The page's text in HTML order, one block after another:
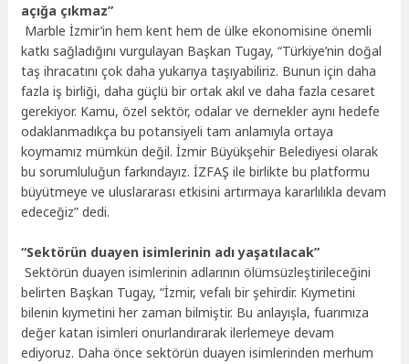
açığa çıkmaz”
Marble İzmir’in hem kent hem de ülke ekonomisine önemli
katkı sağladığını vurgulayan Başkan Tugay, “Türkiye’nin doğal
taş ihracatını çok daha yukarıya taşıyabiliriz. Bunun için daha
fazla iş birliği, daha güçlü bir ortak akıl ve daha fazla cesaret
gerekiyor. Kamu, özel sektör, odalar ve dernekler aynı hedefe
odaklanmadıkça bu potansiyeli tam anlamıyla ortaya
koymamız mümkün değil. İzmir Büyükşehir Belediyesi olarak
bu sorumluluğun farkındayız. İZFAŞ ile birlikte bu platformu
büyütmeye ve uluslararası etkisini artırmaya kararlılıkla devam
edeceğiz” dedi.
“Sektörün duayen isimlerinin adı yaşatılacak”
Sektörün duayen isimlerinin adlarının ölümsüzleştirileceğini
belirten Başkan Tugay, “İzmir, vefalı bir şehirdir. Kıymetini
bilenin kıymetini her zaman bilmiştir. Bu anlayışla, fuarımıza
değer katan isimleri onurlandırarak ilerlemeye devam
ediyoruz. Daha önce sektörün duayen isimlerinden merhum